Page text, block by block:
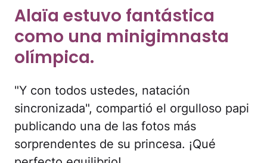
Alaïa estuvo fantástica
como una minigimnasta
olímpica.
"Y con todos ustedes, natación
sincronizada", compartió el orgulloso papi
publicando una de las fotos más
sorprendentes de su princesa. ¡Qué